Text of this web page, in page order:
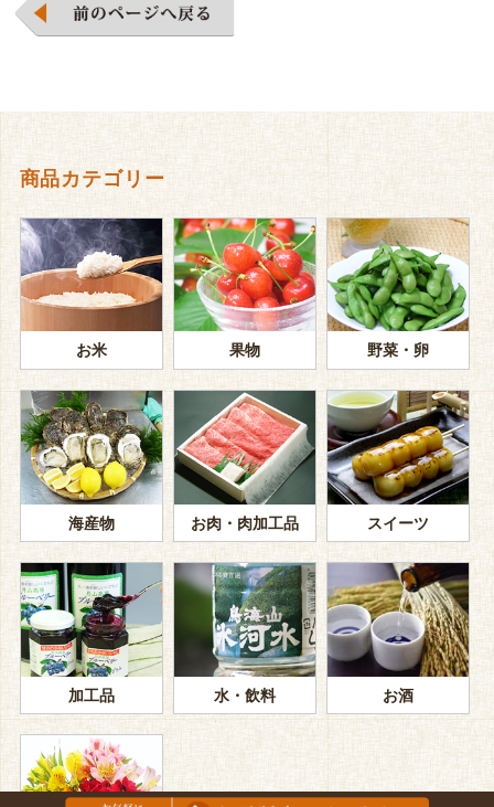
商品カテゴリー
お米 果物 野菜・卵
海産物 お肉・肉加工品 スイーツ
加工品 水・飲料 お酒